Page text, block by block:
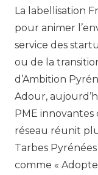
La labellisation
pour animer
service des
ou de la
d’Ambition
Adour,
PME
réseau réunit
Tarbes
comme «